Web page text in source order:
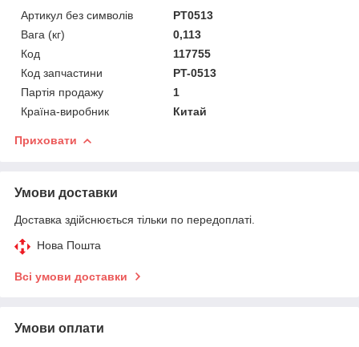
Артикул без символів
PT0513
Вага (кг)
0,113
Код
117755
Код запчастини
PT-0513
Партія продажу
1
Країна-виробник
Китай
Приховати
Умови доставки
Доставка здійснюється тільки по передоплаті.
Нова Пошта
Всі умови доставки
Умови оплати